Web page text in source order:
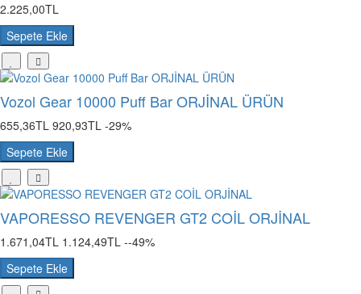
2.225,00TL
Sepete Ekle
Vozol Gear 10000 Puff Bar ORJİNAL ÜRÜN
655,36TL 920,93TL -29%
Sepete Ekle
VAPORESSO REVENGER GT2 COİL ORJİNAL
1.671,04TL 1.124,49TL --49%
Sepete Ekle